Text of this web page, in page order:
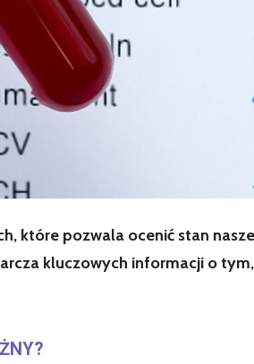
które pozwala ocenić stan
kluczowych informacji o